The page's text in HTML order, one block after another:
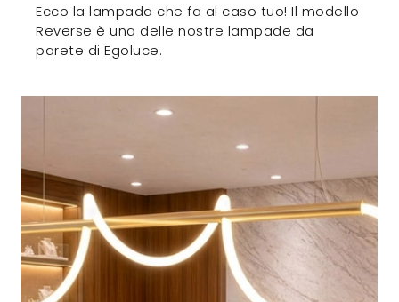
Ecco la lampada che fa al caso tuo! Il modello
Reverse è una delle nostre lampade da
parete di Egoluce.